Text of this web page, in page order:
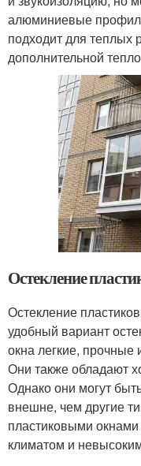
алюминиевые
подходит для теплых
дополнительной
Остекление
Остекление
удобный вариант
окна легкие, прочные
Они также обладают
Однако они могут
внешне, чем другие
пластиковыми
климатом и